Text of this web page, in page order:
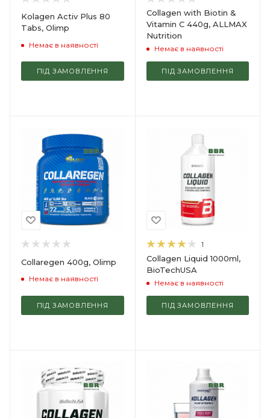
Kolagen Activ Plus 80
Tabs, Olimp
Немає в наявності
ПІД ЗАМОВЛЕННЯ
Collagen with Biotin &
Vitamin C 440g, ALLMAX
Nutrition
Немає в наявності
ПІД ЗАМОВЛЕННЯ
Collaregen 400g, Olimp
Немає в наявності
ПІД ЗАМОВЛЕННЯ
1
Collagen Liquid 1000ml,
BioTechUSA
Немає в наявності
ПІД ЗАМОВЛЕННЯ